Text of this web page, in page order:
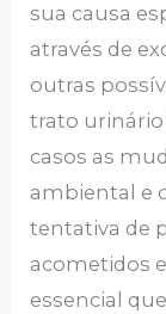
sua causa
através de
outras
trato urinário
casos as
ambiental e
tentativa de
acometidos
essencial